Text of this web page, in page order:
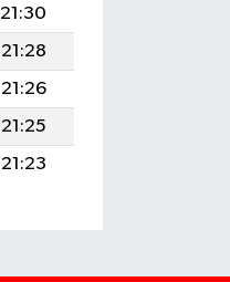
21:30
21:28
21:26
21:25
21:23